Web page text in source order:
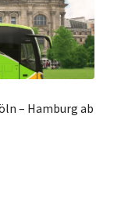
– Hamburg ab